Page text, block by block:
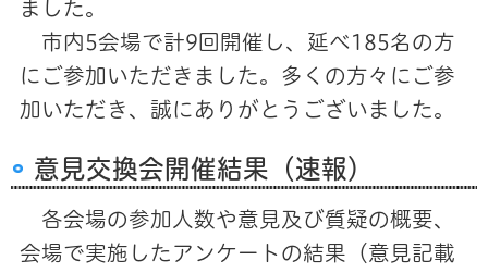
ました。
市内5会場で計9回開催し、延べ185名の方
にご参加いただきました。多くの方々にご参
加いただき、誠にありがとうございました。
意見交換会開催結果（速報）
各会場の参加人数や意見及び質疑の概要、
会場で実施したアンケートの結果（意見記載